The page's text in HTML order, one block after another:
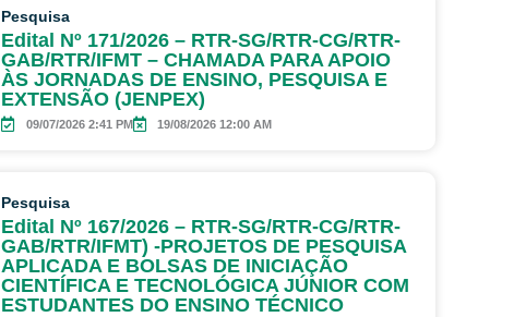
Pesquisa
Edital Nº 171/2026 – RTR-SG/RTR-CG/RTR-
GAB/RTR/IFMT – CHAMADA PARA APOIO
ÀS JORNADAS DE ENSINO, PESQUISA E
EXTENSÃO (JENPEX)
09/07/2026 2:41 PM 19/08/2026 12:00 AM
Pesquisa
Edital Nº 167/2026 – RTR-SG/RTR-CG/RTR-
GAB/RTR/IFMT) -PROJETOS DE PESQUISA
APLICADA E BOLSAS DE INICIAÇÃO
CIENTÍFICA E TECNOLÓGICA JÚNIOR COM
ESTUDANTES DO ENSINO TÉCNICO